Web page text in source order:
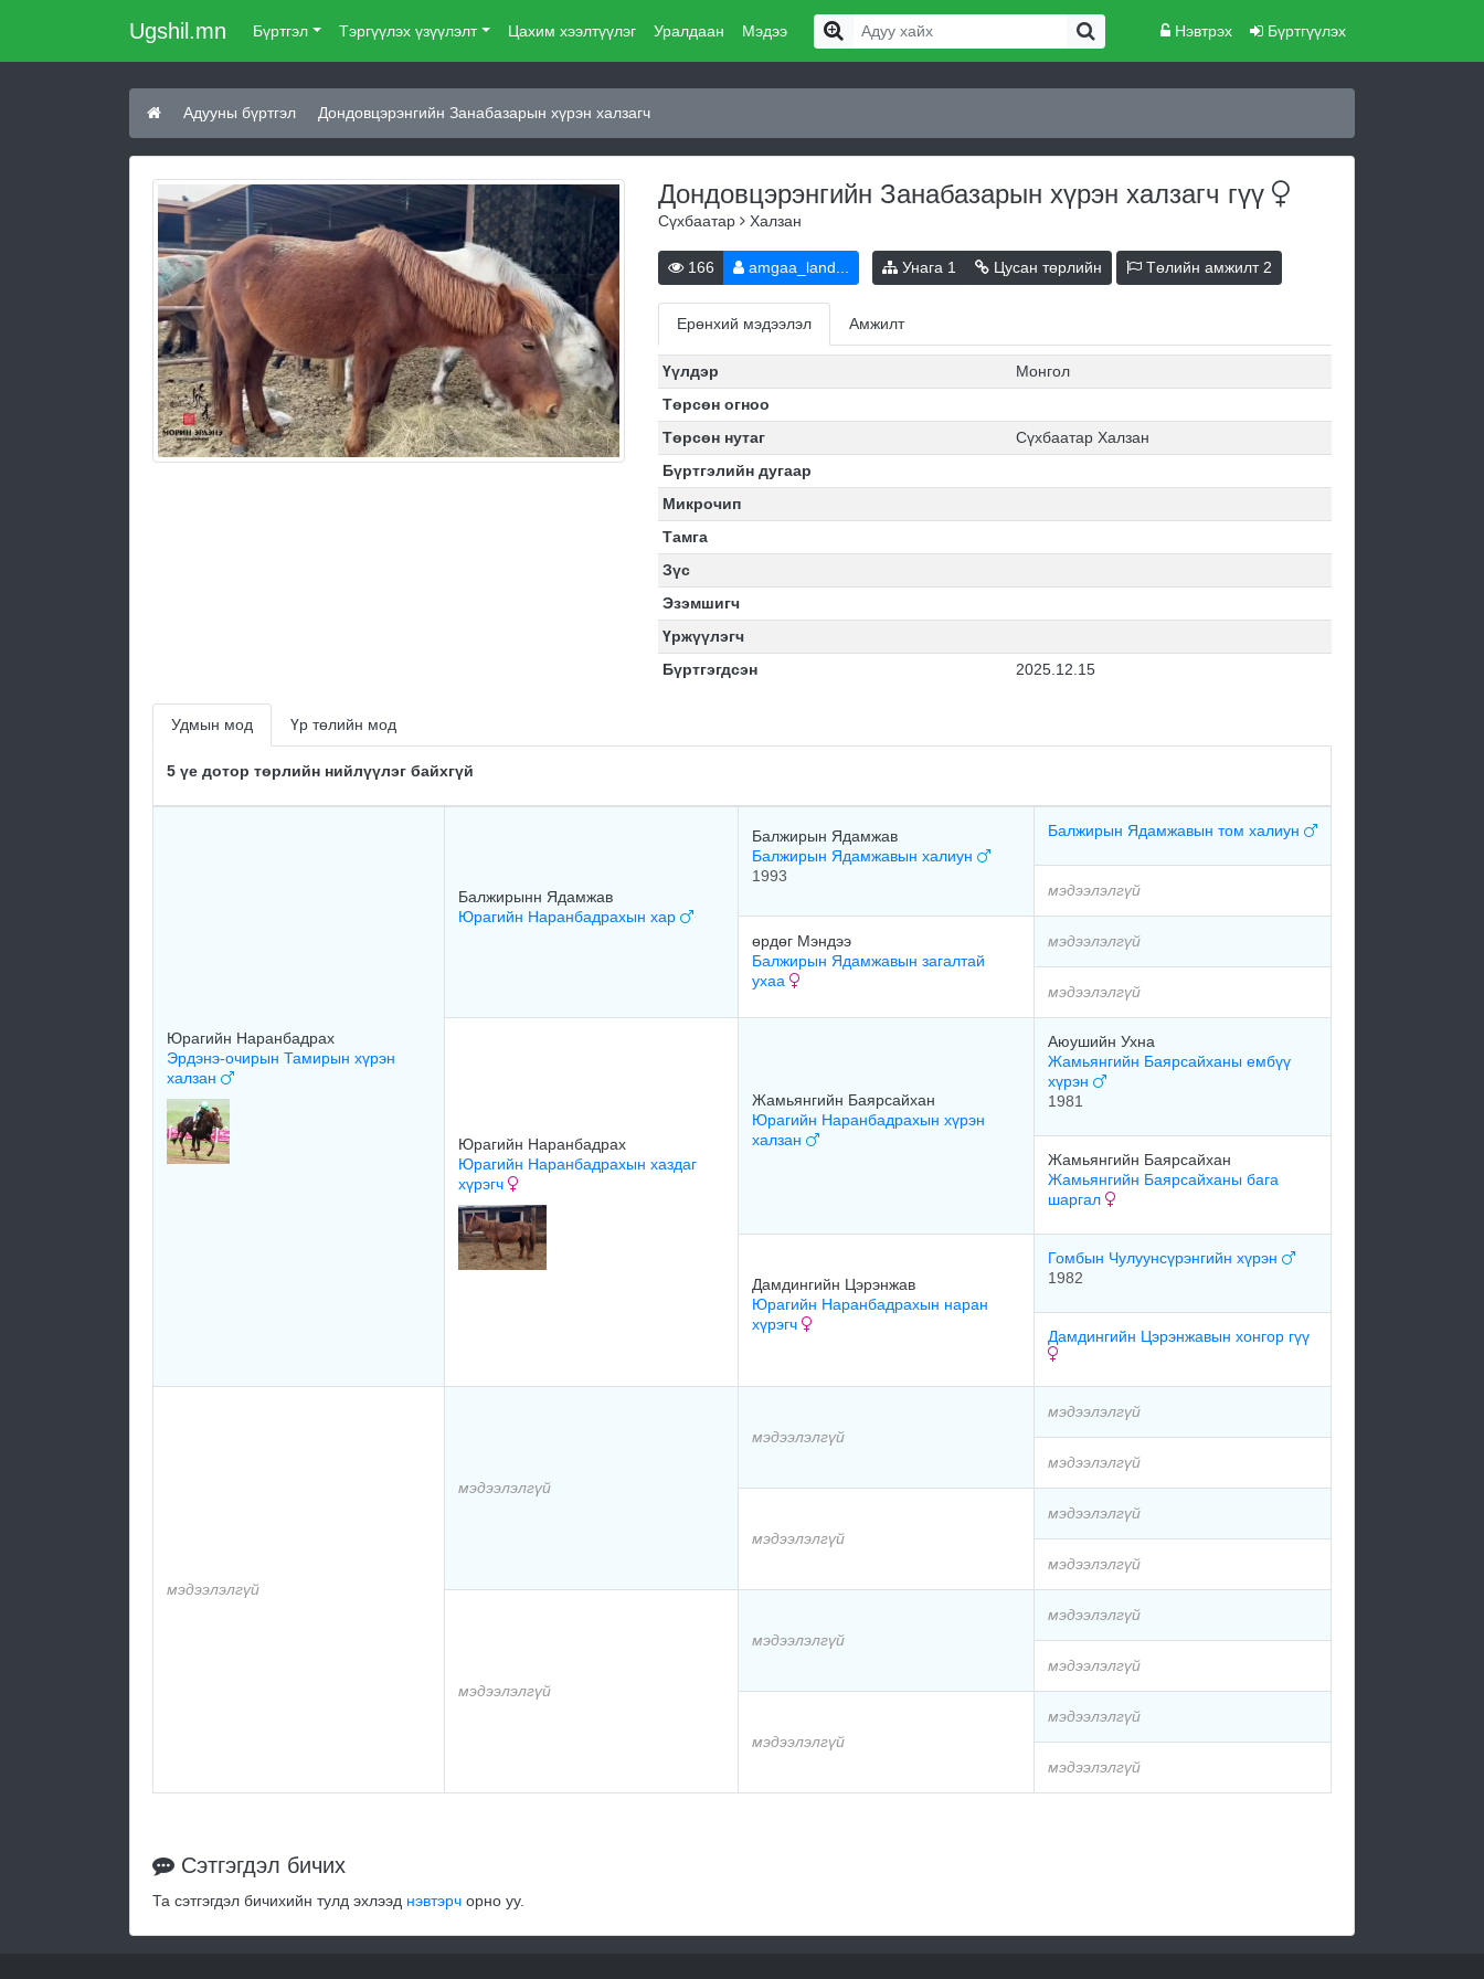
Ugshil.mn Бүртгэл Тэргүүлэх үзүүлэлт Цахим хээлтүүлэг Уралдаан Мэдээ Нэвтрэх Бүртгүүлэх
Адууны бүртгэл Дондовцэрэнгийн Занабазарын хүрэн халзагч
Дондовцэрэнгийн Занабазарын хүрэн халзагч гүү
Сүхбаатар Халзан
166 amgaa_land... Унага 1 Цусан төрлийн Төлийн амжилт 2
Ерөнхий мэдээлэл Амжилт
Үүлдэр
Монгол
Төрсөн огноо
Төрсөн нутаг
Сүхбаатар Халзан
Бүртгэлийн дугаар
Микрочип
Тамга
Зүс
Эзэмшигч
Үржүүлэгч
Бүртгэгдсэн
2025.12.15
Удмын мод Үр төлийн мод
5 үе дотор төрлийн нийлүүлэг байхгүй
Юрагийн Наранбадрах
Эрдэнэ-очирын Тамирын хүрэн
халзан
Балжирынн Ядамжав
Юрагийн Наранбадрахын хар
Балжирын Ядамжав
Балжирын Ядамжавын халиун
1993
Балжирын Ядамжавын том халиун
мэдээлэлгүй
өрдөг Мэндээ
Балжирын Ядамжавын загалтай
ухаа
мэдээлэлгүй
мэдээлэлгүй
Юрагийн Наранбадрах
Юрагийн Наранбадрахын хаздаг
хүрэгч
Жамьянгийн Баярсайхан
Юрагийн Наранбадрахын хүрэн
халзан
Аюушийн Ухна
Жамьянгийн Баярсайханы ембүү
хүрэн
1981
Жамьянгийн Баярсайхан
Жамьянгийн Баярсайханы бага
шаргал
Дамдингийн Цэрэнжав
Юрагийн Наранбадрахын наран
хүрэгч
Гомбын Чулуунсүрэнгийн хүрэн
1982
Дамдингийн Цэрэнжавын хонгор гүү
мэдээлэлгүй
мэдээлэлгүй
мэдээлэлгүй
мэдээлэлгүй
мэдээлэлгүй
мэдээлэлгүй
мэдээлэлгүй
мэдээлэлгүй
мэдээлэлгүй
мэдээлэлгүй
мэдээлэлгүй
мэдээлэлгүй
мэдээлэлгүй
мэдээлэлгүй
мэдээлэлгүй
Сэтгэгдэл бичих
Та сэтгэгдэл бичихийн тулд эхлээд нэвтэрч орно уу.